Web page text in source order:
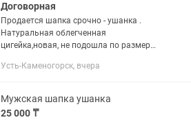
Договорная
Продается шапка срочно - ушанка .
Натуральная облегченная
цигейка,новая, не подошла по размеру.
XL , но желательно примерить . Цена
Усть-Каменогорск, вчера
Мужская шапка ушанка
25 000 ₸